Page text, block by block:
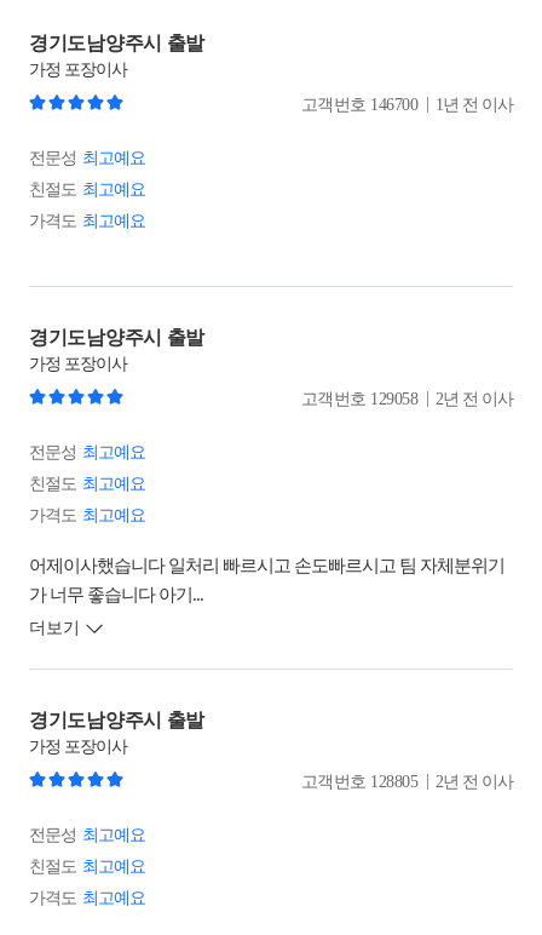
경기도남양주시 출발
가정 포장이사
고객번호 146700 1년 전 이사
전문성 최고예요
친절도 최고예요
가격도 최고예요
경기도남양주시 출발
가정 포장이사
고객번호 129058 2년 전 이사
전문성 최고예요
친절도 최고예요
가격도 최고예요
어제이사했습니다 일처리 빠르시고 손도빠르시고 팀 자체분위기
가 너무 좋습니다 아기...
더보기
경기도남양주시 출발
가정 포장이사
고객번호 128805 2년 전 이사
전문성 최고예요
친절도 최고예요
가격도 최고예요